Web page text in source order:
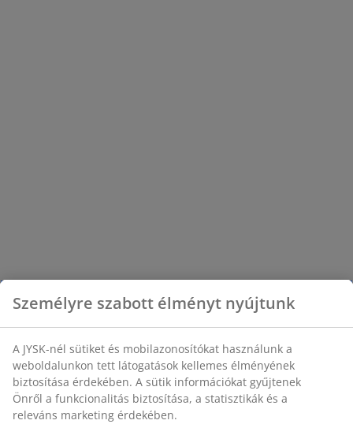
Személyre szabott élményt nyújtunk
A JYSK-nél sütiket és mobilazonosítókat használunk a
weboldalunkon tett látogatások kellemes élményének
biztosítása érdekében. A sütik információkat gyűjtenek
Önről a funkcionalitás biztosítása, a statisztikák és a
releváns marketing érdekében.